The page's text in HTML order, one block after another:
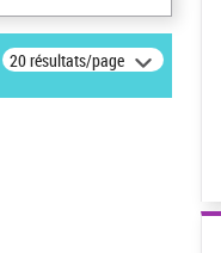
20 résultats/page